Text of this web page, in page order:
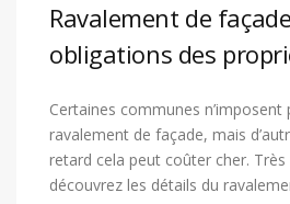
Ravalement de
obligations des
Certaines communes n’imposent
ravalement de façade, mais
retard cela peut coûter cher.
découvrez les détails du